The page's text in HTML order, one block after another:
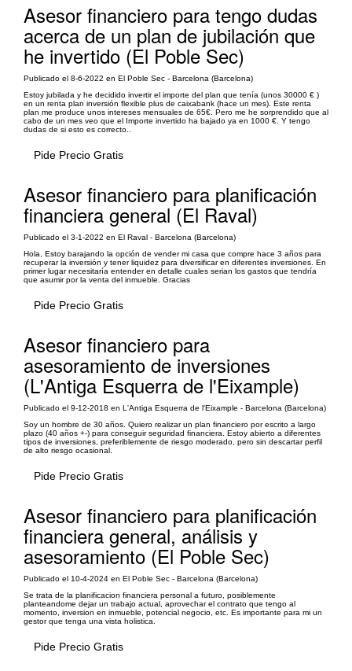
Asesor financiero para tengo dudas
acerca de un plan de jubilación que
he invertido (El Poble Sec)
Publicado el 8-6-2022 en El Poble Sec - Barcelona (Barcelona)
Estoy jubilada y he decidido invertir el importe del plan que tenía (unos 30000 € )
en un renta plan inversión flexible plus de caixabank (hace un mes). Este renta
plan me produce unos intereses mensuales de 65€. Pero me he sorprendido que al
cabo de un mes veo que el Importe invertido ha bajado ya en 1000 €. Y tengo
dudas de si esto es correcto..
Pide Precio Gratis
Asesor financiero para planificación
financiera general (El Raval)
Publicado el 3-1-2022 en El Raval - Barcelona (Barcelona)
Hola, Estoy barajando la opción de vender mi casa que compre hace 3 años para
recuperar la inversión y tener liquidez para diversificar en diferentes inversiones. En
primer lugar necesitaría entender en detalle cuales serian los gastos que tendría
que asumir por la venta del inmueble. Gracias
Pide Precio Gratis
Asesor financiero para
asesoramiento de inversiones
(L'Antiga Esquerra de l'Eixample)
Publicado el 9-12-2018 en L'Antiga Esquerra de l'Eixample - Barcelona (Barcelona)
Soy un hombre de 30 años. Quiero realizar un plan financiero por escrito a largo
plazo (40 años +-) para conseguir seguridad financiera. Estoy abierto a diferentes
tipos de inversiones, preferiblemente de riesgo moderado, pero sin descartar perfil
de alto riesgo ocasional.
Pide Precio Gratis
Asesor financiero para planificación
financiera general, análisis y
asesoramiento (El Poble Sec)
Publicado el 10-4-2024 en El Poble Sec - Barcelona (Barcelona)
Se trata de la planificacion financiera personal a futuro, posiblemente
planteandome dejar un trabajo actual, aprovechar el contrato que tengo al
momento, inversion en inmueble, potencial negocio, etc. Es importante para mi un
gestor que tenga una vista holistica.
Pide Precio Gratis